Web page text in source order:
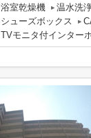
浴室乾燥機
温水洗
シューズボックス
TVモニタ付インター